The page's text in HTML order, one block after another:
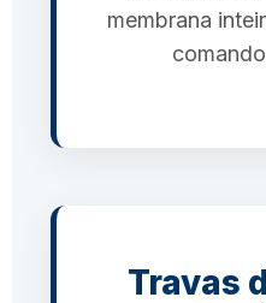
membrana
Travas